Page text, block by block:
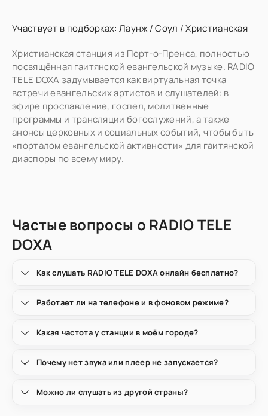
Участвует в подборках: Лаунж /Соул /Христианская
Христианская станция из Порт-о-Пренса, полностью
посвящённая гаитянской евангельской музыке. RADIO
TELE DOXA задумывается как виртуальная точка
встречи евангельских артистов и слушателей: в
эфире прославление, госпел, молитвенные
программы и трансляции богослужений, а также
анонсы церковных и социальных событий, чтобы быть
«порталом евангельской активности» для гаитянской
диаспоры по всему миру.
Частые вопросы о RADIO TELE
DOXA
Как слушать RADIO TELE DOXA онлайн бесплатно?
Работает ли на телефоне и в фоновом режиме?
Какая частота у станции в моём городе?
Почему нет звука или плеер не запускается?
Можно ли слушать из другой страны?